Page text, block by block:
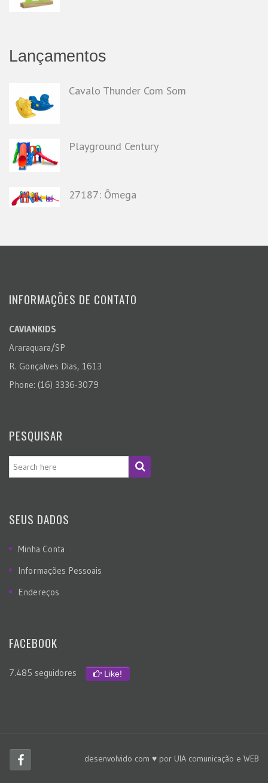
Lançamentos
Cavalo Thunder Com Som
Playground Century
27187: Ômega
INFORMAÇÕES DE CONTATO
CAVIANKIDS
Araraquara/SP
R. Gonçalves Dias, 1613
Phone: (16) 3336-3079
PESQUISAR
SEUS DADOS
Minha Conta
Informações Pessoais
Endereços
FACEBOOK
7.485 seguidores Like!
desenvolvido com ♥ por UIA comunicação e WEB